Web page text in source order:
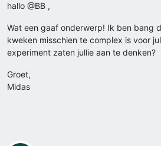
hallo @BB ,
Wat een gaaf onderwerp! Ik ben bang
kweken misschien te complex is voor
experiment zaten jullie aan te denken?
Groet,
Midas